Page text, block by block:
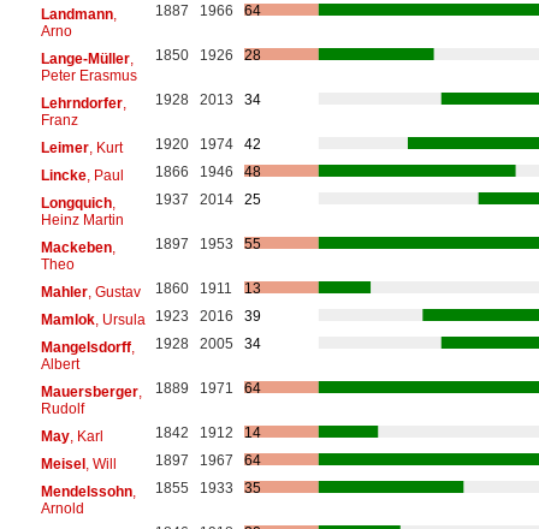
Landmann,
Arno
1887 1966 64
Lange-Müller,
Peter Erasmus
1850 1926 28
Lehrndorfer,
Franz
1928 2013 34
Leimer, Kurt 1920 1974
42
Lincke, Paul 1866 1946
48
Longquich,
Heinz Martin
1937 2014 25
Mackeben,
Theo
1897 1953 55
Mahler, Gustav 1860 1911
13
Mamlok, Ursula 1923 2016
39
Mangelsdorff,
Albert
1928 2005 34
Mauersberger,
Rudolf
1889 1971 64
May, Karl 1842 1912
14
Meisel, Will 1897 1967
64
Mendelssohn,
Arnold
1855 1933 35